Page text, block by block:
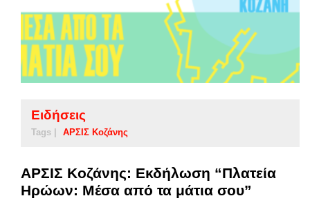
Ειδήσεις
Tags | ΑΡΣΙΣ Κοζάνης
ΑΡΣΙΣ Κοζάνης: Εκδήλωση “Πλατεία
Ηρώων: Μέσα από τα μάτια σου”